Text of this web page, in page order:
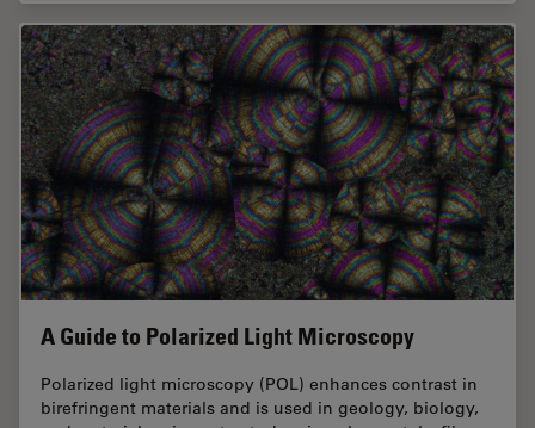
A Guide to Polarized Light Microscopy
Polarized light microscopy (POL) enhances contrast in
birefringent materials and is used in geology, biology,